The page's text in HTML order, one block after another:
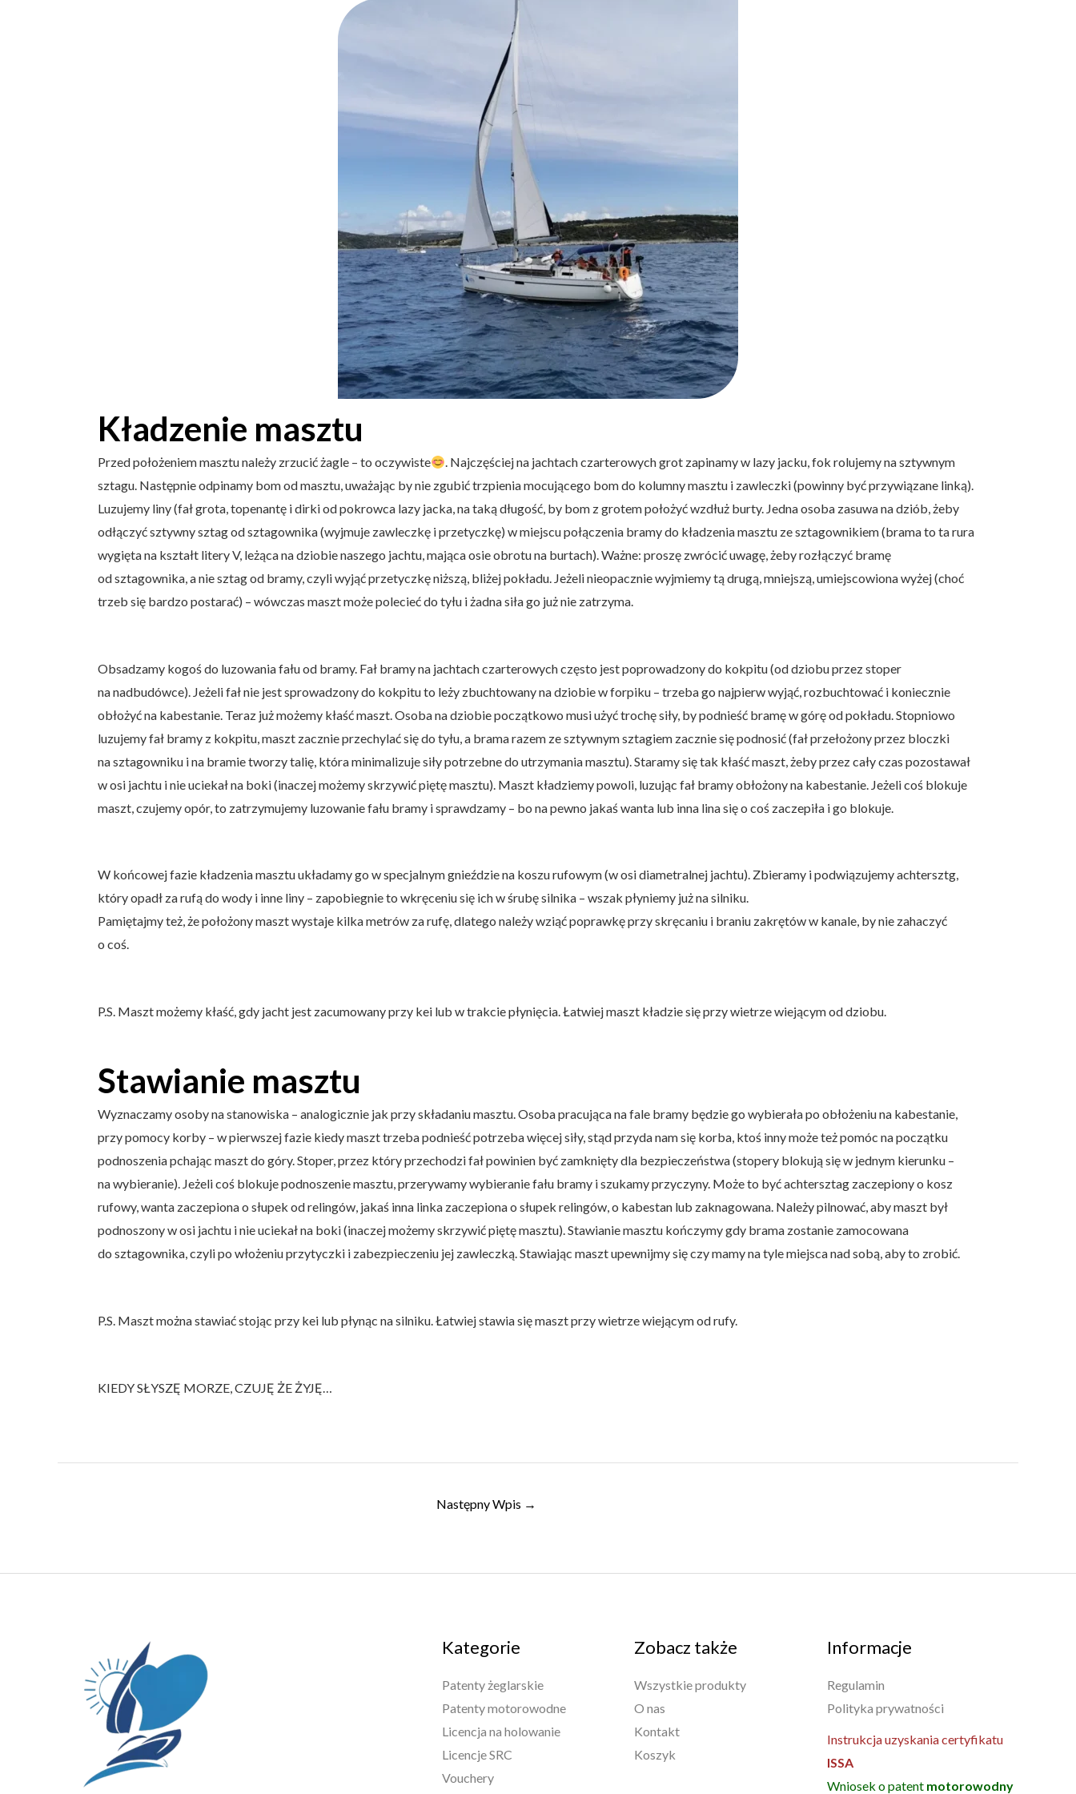
Kładzenie masztu
Przed położeniem masztu należy zrzucić żagle – to oczywiste
. Najczęściej na jachtach czarterowych grot zapinamy w lazy jacku, fok rolujemy na sztywnym
sztagu. Następnie odpinamy bom od masztu, uważając by nie zgubić trzpienia mocującego bom do kolumny masztu i zawleczki (powinny być przywiązane linką).
Luzujemy liny (fał grota, topenantę i dirki od pokrowca lazy jacka, na taką długość, by bom z grotem położyć wzdłuż burty. Jedna osoba zasuwa na dziób, żeby
odłączyć sztywny sztag od sztagownika (wyjmuje zawleczkę i przetyczkę) w miejscu połączenia bramy do kładzenia masztu ze sztagownikiem (brama to ta rura
wygięta na kształt litery V, leżąca na dziobie naszego jachtu, mająca osie obrotu na burtach). Ważne: proszę zwrócić uwagę, żeby rozłączyć bramę
od sztagownika, a nie sztag od bramy, czyli wyjąć przetyczkę niższą, bliżej pokładu. Jeżeli nieopacznie wyjmiemy tą drugą, mniejszą, umiejscowiona wyżej (choć
trzeb się bardzo postarać) – wówczas maszt może polecieć do tyłu i żadna siła go już nie zatrzyma.
Obsadzamy kogoś do luzowania fału od bramy. Fał bramy na jachtach czarterowych często jest poprowadzony do kokpitu (od dziobu przez stoper
na nadbudówce). Jeżeli fał nie jest sprowadzony do kokpitu to leży zbuchtowany na dziobie w forpiku – trzeba go najpierw wyjąć, rozbuchtować i koniecznie
obłożyć na kabestanie. Teraz już możemy kłaść maszt. Osoba na dziobie początkowo musi użyć trochę siły, by podnieść bramę w górę od pokładu. Stopniowo
luzujemy fał bramy z kokpitu, maszt zacznie przechylać się do tyłu, a brama razem ze sztywnym sztagiem zacznie się podnosić (fał przełożony przez bloczki
na sztagowniku i na bramie tworzy talię, która minimalizuje siły potrzebne do utrzymania masztu). Staramy się tak kłaść maszt, żeby przez cały czas pozostawał
w osi jachtu i nie uciekał na boki (inaczej możemy skrzywić piętę masztu). Maszt kładziemy powoli, luzując fał bramy obłożony na kabestanie. Jeżeli coś blokuje
maszt, czujemy opór, to zatrzymujemy luzowanie fału bramy i sprawdzamy – bo na pewno jakaś wanta lub inna lina się o coś zaczepiła i go blokuje.
W końcowej fazie kładzenia masztu układamy go w specjalnym gnieździe na koszu rufowym (w osi diametralnej jachtu). Zbieramy i podwiązujemy achtersztg,
który opadł za rufą do wody i inne liny – zapobiegnie to wkręceniu się ich w śrubę silnika – wszak płyniemy już na silniku.
Pamiętajmy też, że położony maszt wystaje kilka metrów za rufę, dlatego należy wziąć poprawkę przy skręcaniu i braniu zakrętów w kanale, by nie zahaczyć
o coś.
P.S. Maszt możemy kłaść, gdy jacht jest zacumowany przy kei lub w trakcie płynięcia. Łatwiej maszt kładzie się przy wietrze wiejącym od dziobu.
Stawianie masztu
Wyznaczamy osoby na stanowiska – analogicznie jak przy składaniu masztu. Osoba pracująca na fale bramy będzie go wybierała po obłożeniu na kabestanie,
przy pomocy korby – w pierwszej fazie kiedy maszt trzeba podnieść potrzeba więcej siły, stąd przyda nam się korba, ktoś inny może też pomóc na początku
podnoszenia pchając maszt do góry. Stoper, przez który przechodzi fał powinien być zamknięty dla bezpieczeństwa (stopery blokują się w jednym kierunku –
na wybieranie). Jeżeli coś blokuje podnoszenie masztu, przerywamy wybieranie fału bramy i szukamy przyczyny. Może to być achtersztag zaczepiony o kosz
rufowy, wanta zaczepiona o słupek od relingów, jakaś inna linka zaczepiona o słupek relingów, o kabestan lub zaknagowana. Należy pilnować, aby maszt był
podnoszony w osi jachtu i nie uciekał na boki (inaczej możemy skrzywić piętę masztu). Stawianie masztu kończymy gdy brama zostanie zamocowana
do sztagownika, czyli po włożeniu przytyczki i zabezpieczeniu jej zawleczką. Stawiając maszt upewnijmy się czy mamy na tyle miejsca nad sobą, aby to zrobić.
P.S. Maszt można stawiać stojąc przy kei lub płynąc na silniku. Łatwiej stawia się maszt przy wietrze wiejącym od rufy.
KIEDY SŁYSZĘ MORZE, CZUJĘ ŻE ŻYJĘ…
Następny Wpis →
Kategorie
Patenty żeglarskie
Patenty motorowodne
Licencja na holowanie
Licencje SRC
Vouchery
Zobacz także
Wszystkie produkty
O nas
Kontakt
Koszyk
Informacje
Regulamin
Polityka prywatności
Instrukcja uzyskania certyfikatu
ISSA
Wniosek o patent motorowodny